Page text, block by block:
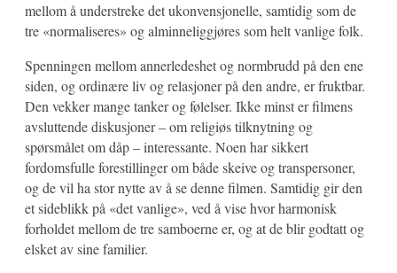
mellom å understreke det ukonvensjonelle, samtidig som de
tre «normaliseres» og alminneliggjøres som helt vanlige folk.
Spenningen mellom annerledeshet og normbrudd på den ene
siden, og ordinære liv og relasjoner på den andre, er fruktbar.
Den vekker mange tanker og følelser. Ikke minst er filmens
avsluttende diskusjoner – om religiøs tilknytning og
spørsmålet om dåp – interessante. Noen har sikkert
fordomsfulle forestillinger om både skeive og transpersoner,
og de vil ha stor nytte av å se denne filmen. Samtidig gir den
et sideblikk på «det vanlige», ved å vise hvor harmonisk
forholdet mellom de tre samboerne er, og at de blir godtatt og
elsket av sine familier.